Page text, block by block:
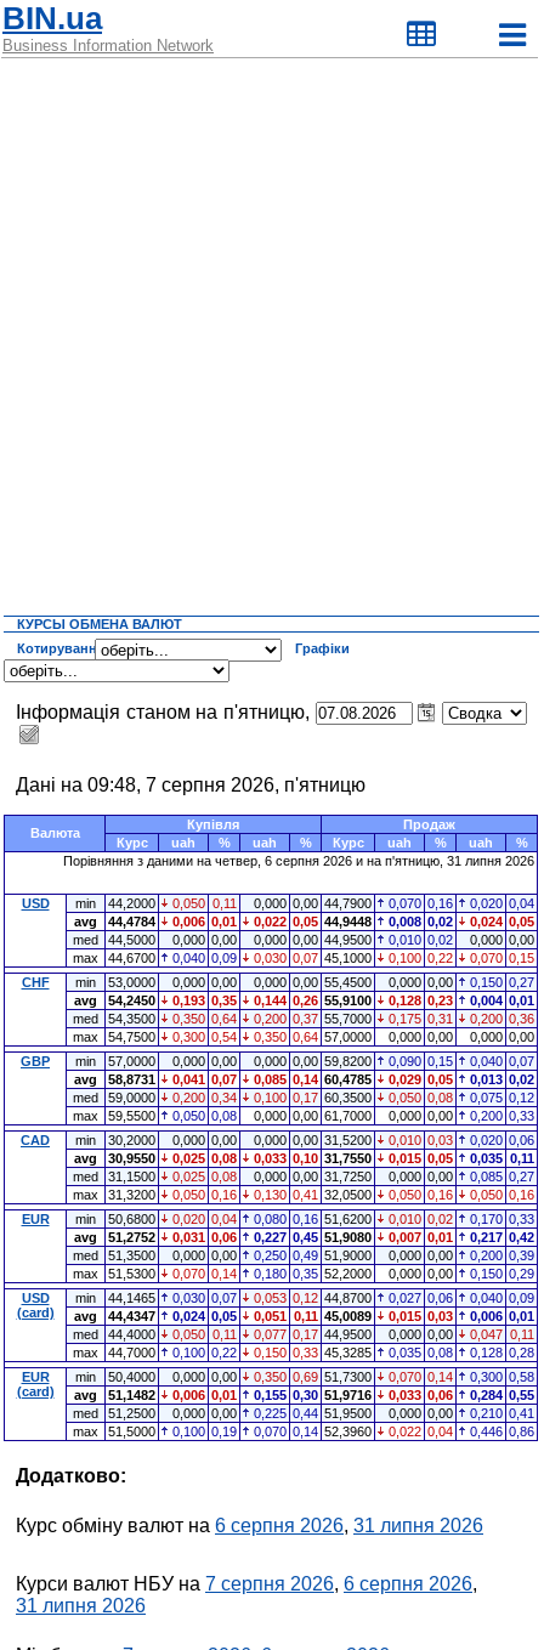
BIN.ua
Business Information Network
КУРСЫ ОБМЕНА ВАЛЮТ
Котирування
Графіки
Інформація станом на п'ятницю,
Дані на 09:48, 7 серпня 2026, п'ятницю
Валюта
Купівля
Продаж
Курс
uah % uah % Курс uah % uah
%
Порівняння з даними на четвер, 6 серпня 2026 и на п'ятницю, 31 липня 2026
USD min 44,2000 0,050 0,11 0,000 0,00 44,7900 0,070 0,16 0,020 0,04
avg
44,4784 0,006 0,01 0,022 0,05 44,9448 0,008 0,02 0,024 0,05
med
44,5000 0,000 0,00 0,000 0,00 44,9500 0,010 0,02 0,000 0,00
max
44,6700 0,040 0,09 0,030 0,07 45,1000 0,100 0,22 0,070 0,15
CHF
min 53,0000 0,000 0,00 0,000 0,00 55,4500 0,000 0,00 0,150 0,27
avg
54,2450 0,193 0,35 0,144 0,26 55,9100 0,128 0,23 0,004 0,01
med
54,3500 0,350 0,64 0,200 0,37 55,7000 0,175 0,31 0,200 0,36
max
54,7500 0,300 0,54 0,350 0,64 57,0000 0,000 0,00 0,000 0,00
GBP
min 57,0000 0,000 0,00 0,000 0,00 59,8200 0,090 0,15 0,040 0,07
avg
58,8731 0,041 0,07 0,085 0,14 60,4785 0,029 0,05 0,013 0,02
med
59,0000 0,200 0,34 0,100 0,17 60,3500 0,050 0,08 0,075 0,12
max
59,5500 0,050 0,08 0,000 0,00 61,7000 0,000 0,00 0,200 0,33
CAD
min 30,2000 0,000 0,00 0,000 0,00 31,5200 0,010 0,03 0,020 0,06
avg
30,9550 0,025 0,08 0,033 0,10 31,7550 0,015 0,05 0,035 0,11
med
31,1500 0,025 0,08 0,000 0,00 31,7250 0,000 0,00 0,085 0,27
max
31,3200 0,050 0,16 0,130 0,41 32,0500 0,050 0,16 0,050 0,16
EUR
min 50,6800 0,020 0,04 0,080 0,16 51,6200 0,010 0,02 0,170 0,33
avg
51,2752 0,031 0,06 0,227 0,45 51,9080 0,007 0,01 0,217 0,42
med
51,3500 0,000 0,00 0,250 0,49 51,9000 0,000 0,00 0,200 0,39
max
51,5300 0,070 0,14 0,180 0,35 52,2000 0,000 0,00 0,150 0,29
USD
(card)
min 44,1465 0,030 0,07 0,053 0,12 44,8700 0,027 0,06 0,040 0,09
avg
44,4347 0,024 0,05 0,051 0,11 45,0089 0,015 0,03 0,006 0,01
med
44,4000 0,050 0,11 0,077 0,17 44,9500 0,000 0,00 0,047 0,11
max
44,7000 0,100 0,22 0,150 0,33 45,3285 0,035 0,08 0,128 0,28
EUR
(card)
min 50,4000 0,000 0,00 0,350 0,69 51,7300 0,070 0,14 0,300 0,58
avg
51,1482 0,006 0,01 0,155 0,30 51,9716 0,033 0,06 0,284 0,55
med
51,2500 0,000 0,00 0,225 0,44 51,9500 0,000 0,00 0,210 0,41
max
51,5000 0,100 0,19 0,070 0,14 52,3960 0,022 0,04 0,446 0,86
Додатково:
Курс обміну валют на 6 серпня 2026, 31 липня 2026
Курси валют НБУ на 7 серпня 2026, 6 серпня 2026,
31 липня 2026